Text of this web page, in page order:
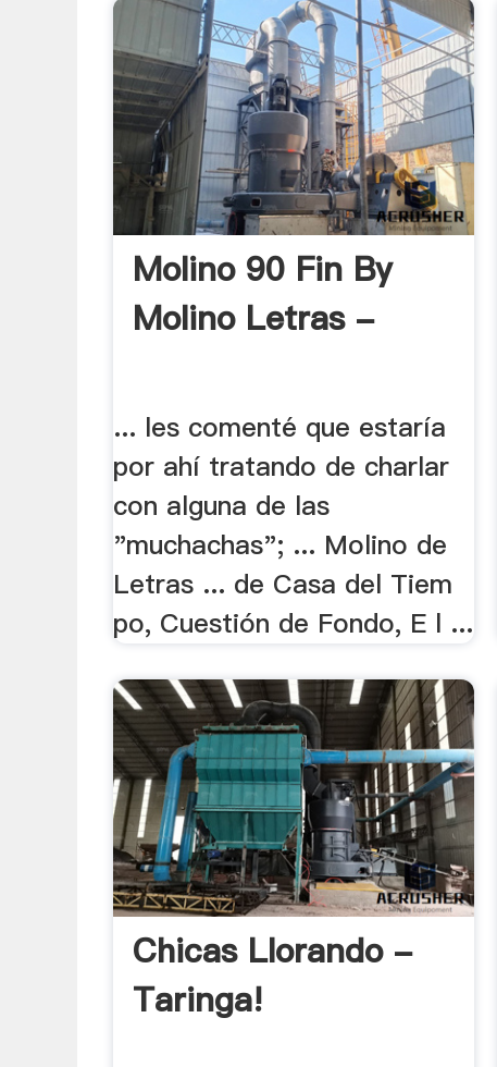
Molino 90 Fin By
Molino Letras -
... les comenté que estaría
por ahí tratando de charlar
con alguna de las
"muchachas"; ... Molino de
Letras ... de Casa del Tiem
po, Cuestión de Fondo, E l ...
Chicas Llorando -
Taringa!